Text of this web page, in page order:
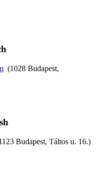
(1028 Budapest,
Budapest, Táltos u. 16.)